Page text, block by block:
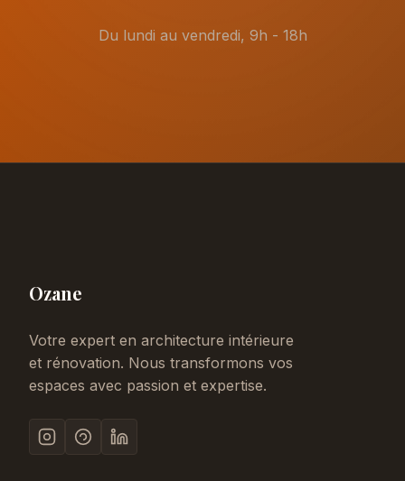
Du lundi au vendredi, 9h - 18h
Ozane
Votre expert en architecture intérieure
et rénovation. Nous transformons vos
espaces avec passion et expertise.